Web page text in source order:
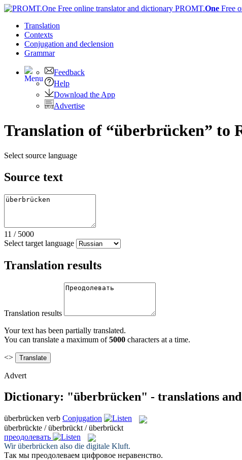
PROMT.One Free
Translation
Contexts
Conjugation and declension
Grammar
Feedback
Help
Download the App
Advertise
Translation of “überbrücken” to
Select source language
Source text
11 / 5000
Select target language
Translation results
Translation results
Your text has been partially translated.
You can translate a maximum of5000 characters at a time.
<>
Advert
Dictionary: "überbrücken" - translations and
überbrücken verb Conjugation
überbrückte / überbrückt / überbrückt
преодолевать
Wirüberbrücken also die digitale Kluft.
Так мы преодолеваем цифровое неравенство.